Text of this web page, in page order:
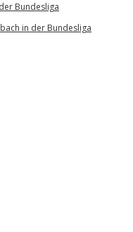
Bundesliga
in der Bundesliga